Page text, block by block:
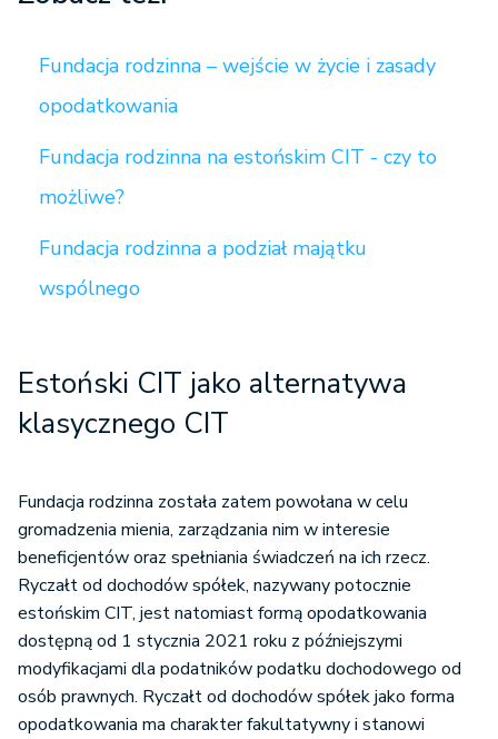
Fundacja rodzinna – wejście w życie i zasady
opodatkowania
Fundacja rodzinna na estońskim CIT - czy to
możliwe?
Fundacja rodzinna a podział majątku
wspólnego
Estoński CIT jako alternatywa
klasycznego CIT
Fundacja rodzinna została zatem powołana w celu
gromadzenia mienia, zarządzania nim w interesie
beneficjentów oraz spełniania świadczeń na ich rzecz.
Ryczałt od dochodów spółek, nazywany potocznie
estońskim CIT, jest natomiast formą opodatkowania
dostępną od 1 stycznia 2021 roku z późniejszymi
modyfikacjami dla podatników podatku dochodowego od
osób prawnych. Ryczałt od dochodów spółek jako forma
opodatkowania ma charakter fakultatywny i stanowi